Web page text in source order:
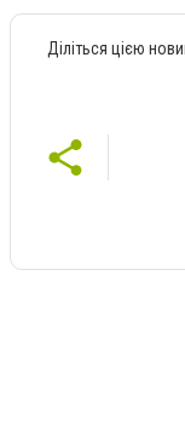
Діліться цією